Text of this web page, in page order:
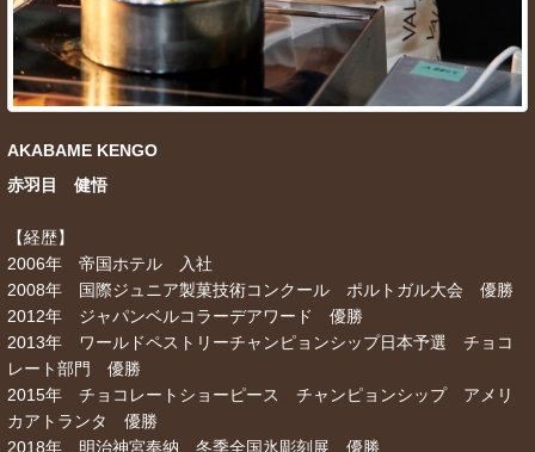
AKABAME KENGO
赤羽目 健悟
【経歴】
2006年 帝国ホテル 入社
2008年 国際ジュニア製菓技術コンクール ポルトガル大会 優勝
2012年 ジャパンベルコラーデアワード 優勝
2013年 ワールドペストリーチャンピョンシップ日本予選 チョコ
レート部門 優勝
2015年 チョコレートショーピース チャンピョンシップ アメリ
カアトランタ 優勝
2018年 明治神宮奉納 冬季全国氷彫刻展 優勝